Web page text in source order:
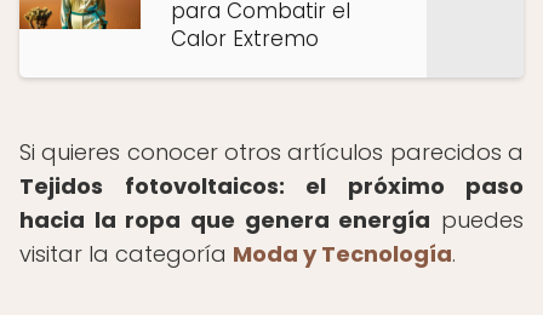
para Combatir el
Calor Extremo
Si quieres conocer otros artículos parecidos a
Tejidos fotovoltaicos: el próximo paso
hacia la ropa que genera energía puedes
visitar la categoría Moda y Tecnología.